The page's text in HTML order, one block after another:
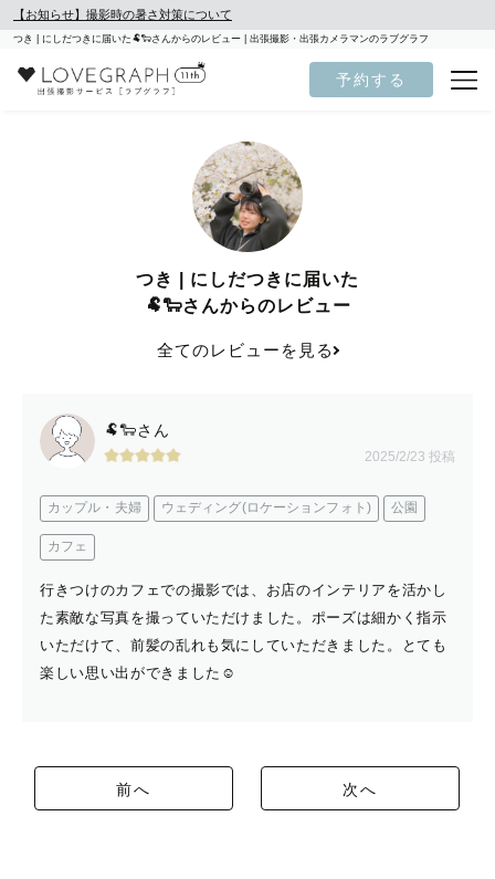
【お知らせ】撮影時の暑さ対策について
つき | にしだつきに届いた🐏🐑さんからのレビュー | 出張撮影・出張カメラマンのラブグラフ
予約する
つき | にしだつきに届いた
🐏🐑さんからのレビュー
全てのレビューを見る
🐏🐑さん
2025/2/23 投稿
カップル・夫婦 ウェディング(ロケーションフォト) 公園
カフェ
行きつけのカフェでの撮影では、お店のインテリアを活かし
た素敵な写真を撮っていただけました。ポーズは細かく指示
いただけて、前髪の乱れも気にしていただきました。とても
楽しい思い出ができました☺️
前へ 次へ